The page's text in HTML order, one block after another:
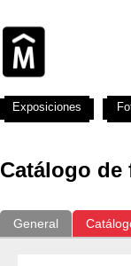
Catálogo
General
Exposiciones